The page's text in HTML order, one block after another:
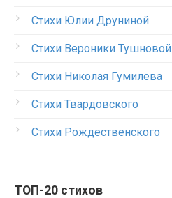
Стихи Юлии Друниной
Стихи Вероники Тушновой
Стихи Николая Гумилева
Стихи Твардовского
Стихи Рождественского
ТОП-20 стихов